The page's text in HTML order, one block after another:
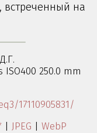
на
Д.Г.
ISO400 250.0 mm
17110905831/
JPEG WebP